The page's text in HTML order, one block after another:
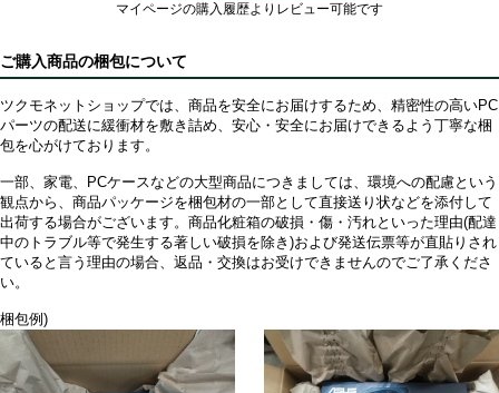
マイページの購入履歴よりレビュー可能です
ご購入商品の梱包について
ツクモネットショップでは、商品を安全にお届けするため、精密性の高いPC
パーツの配送に緩衝材を敷き詰め、安心・安全にお届けできるよう丁寧な梱
包を心がけております。
一部、家電、PCケースなどの大型商品につきましては、環境への配慮という
観点から、商品パッケージを梱包材の一部として直接送り状などを添付して
出荷する場合がございます。商品化粧箱の破損・傷・汚れといった理由(配達
中のトラブル等で発生する著しい破損を除き)および発送伝票等が直貼りされ
ていると言う理由の場合、返品・交換はお受けできませんのでご了承くださ
い。
梱包例)